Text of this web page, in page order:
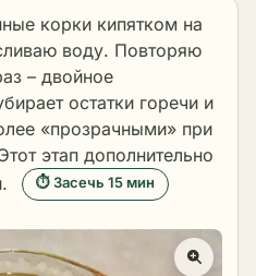
корки кипятком на
воду. Повторяю
– двойное
остатки горечи и
«прозрачными» при
этап дополнительно
⏱ Засечь 15 мин